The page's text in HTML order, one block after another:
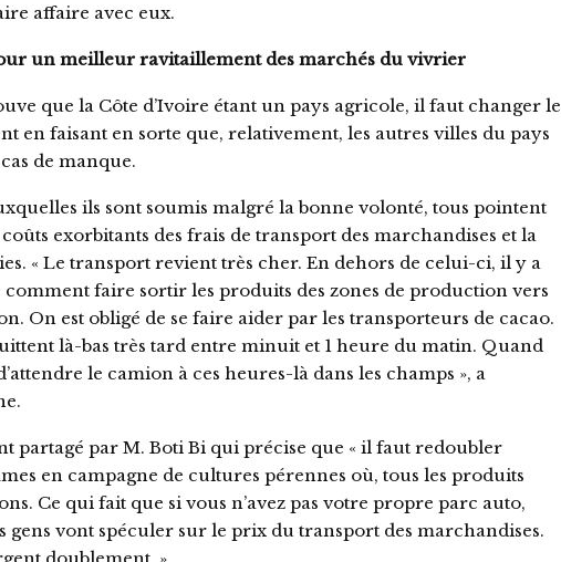
affaire avec eux.
un meilleur ravitaillement des marchés du vivrier
que la Côte d’Ivoire étant un pays agricole, il faut changer le
en faisant en sorte que, relativement, les autres villes du pays
de manque.
ils sont soumis malgré la bonne volonté, tous pointent
exorbitants des frais de transport des marchandises et la
« Le transport revient très cher. En dehors de celui-ci, il y a
comment faire sortir les produits des zones de production vers
On est obligé de se faire aider par les transporteurs de cacao.
là-bas très tard entre minuit et 1 heure du matin. Quand
le camion à ces heures-là dans les champs », a
partagé par M. Boti Bi qui précise que « il faut redoubler
en campagne de cultures pérennes où, tous les produits
Ce qui fait que si vous n’avez pas votre propre parc auto,
gens vont spéculer sur le prix du transport des marchandises.